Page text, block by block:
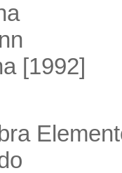
[1992]